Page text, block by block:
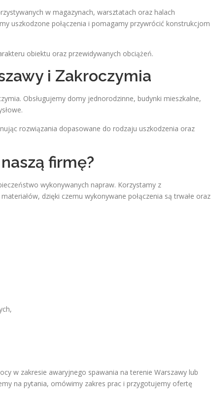
w magazynach, warsztatach oraz halach
uszkodzone połączenia i pomagamy przywrócić konstrukcjom
obiektu oraz przewidywanych obciążeń.
i Zakroczymia
Obsługujemy domy jednorodzinne, budynki mieszkalne,
rozwiązania dopasowane do rodzaju uszkodzenia oraz
firmę?
wykonywanych napraw. Korzystamy z
dzięki czemu wykonywane połączenia są trwałe oraz
w zakresie awaryjnego spawania na terenie Warszawy lub
na pytania, omówimy zakres prac i przygotujemy ofertę